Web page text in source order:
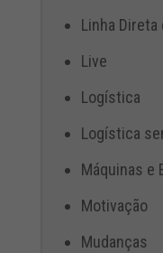
Linha
Live
Logística
Logística
Máquinas e
Motivação
Mudanças